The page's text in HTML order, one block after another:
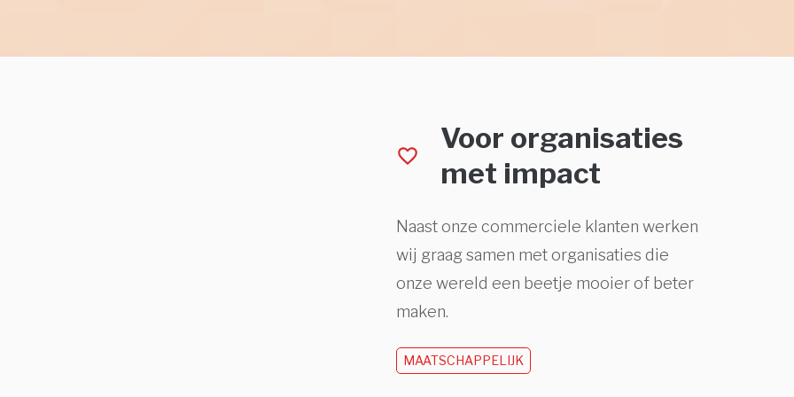
Voor organisaties
met impact
Naast onze commerciele klanten werken
wij graag samen met organisaties die
onze wereld een beetje mooier of beter
maken.
MAATSCHAPPELIJK